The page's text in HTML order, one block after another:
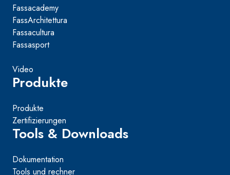
Fassacademy
FassArchitettura
Fassacultura
Fassasport
Video
Produkte
Produkte
Zertifizierungen
Tools & Downloads
Dokumentation
Tools und rechner